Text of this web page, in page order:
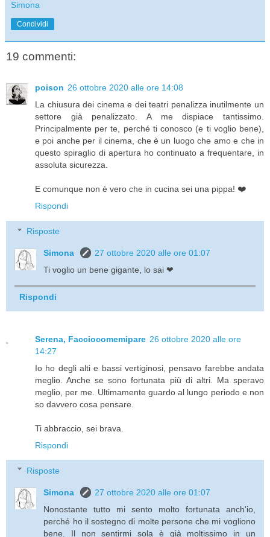
Simona
Condividi
19 commenti:
poison 26 ottobre 2020 alle ore 14:08
La chiusura dei cinema e dei teatri penalizza inutilmente un
settore già penalizzato. A me dispiace tantissimo.
Principalmente per te, perché ti conosco (e ti voglio bene),
e poi anche per il cinema, che è un luogo che amo e che in
questo spiraglio di apertura ho continuato a frequentare, in
assoluta sicurezza.
E comunque non è vero che in cucina sei una pippa! ❤️
Rispondi
Risposte
Simona
27 ottobre 2020 alle ore 01:07
Ti voglio un bene gigante, lo sai ❤
Rispondi
Serena, Facciocomemipare 26 ottobre 2020 alle ore
14:27
Io ho degli alti e bassi vertiginosi, pensavo farebbe andata
meglio. Anche se sono fortunata più di altri. Ma speravo
meglio, per me. Ultimamente guardo al lungo periodo e non
so davvero cosa pensare.
Ti abbraccio, sei brava.
Rispondi
Risposte
Simona
27 ottobre 2020 alle ore 01:07
Nonostante tutto mi sento molto fortunata anch'io,
perché ho il sostegno di molte persone che mi vogliono
bene. Il non sentirmi sola è già moltissimo in un